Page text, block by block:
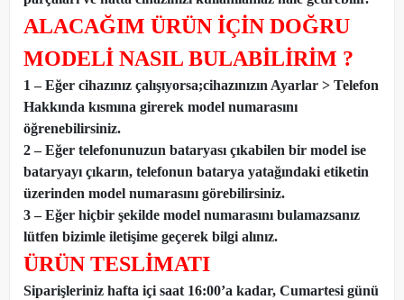
ALACAĞIM ÜRÜN İÇİN DOĞRU
MODELİ NASIL BULABİLİRİM ?
1 – Eğer cihazınız çalışıyorsa;cihazınızın Ayarlar > Telefon
Hakkında kısmına girerek model numarasını
öğrenebilirsiniz.
2 – Eğer telefonunuzun bataryası çıkabilen bir model ise
bataryayı çıkarın, telefonun batarya yatağındaki etiketin
üzerinden model numarasını görebilirsiniz.
3 – Eğer hiçbir şekilde model numarasını bulamazsanız
lütfen bizimle iletişime geçerek bilgi alınız.
ÜRÜN TESLİMATI
Siparişleriniz hafta içi saat 16:00’a kadar, Cumartesi günü